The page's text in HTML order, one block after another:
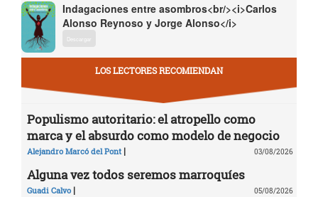
Indagaciones entre asombros<br/><i>Carlos
Alonso Reynoso y Jorge Alonso</i>
Descargar
LOS LECTORES RECOMIENDAN
Populismo autoritario: el atropello como
marca y el absurdo como modelo de negocio
Alejandro Marcó del Pont | 03/08/2026
Alguna vez todos seremos marroquíes
Guadi Calvo | 05/08/2026